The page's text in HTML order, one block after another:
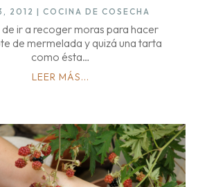
2012 |COCINA DE COSECHA
ir a recoger moras para hacer
de mermelada y quizá una tarta
como ésta…
LEER MÁS...